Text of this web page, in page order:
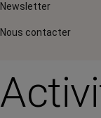
Newsletter
Nous contacter